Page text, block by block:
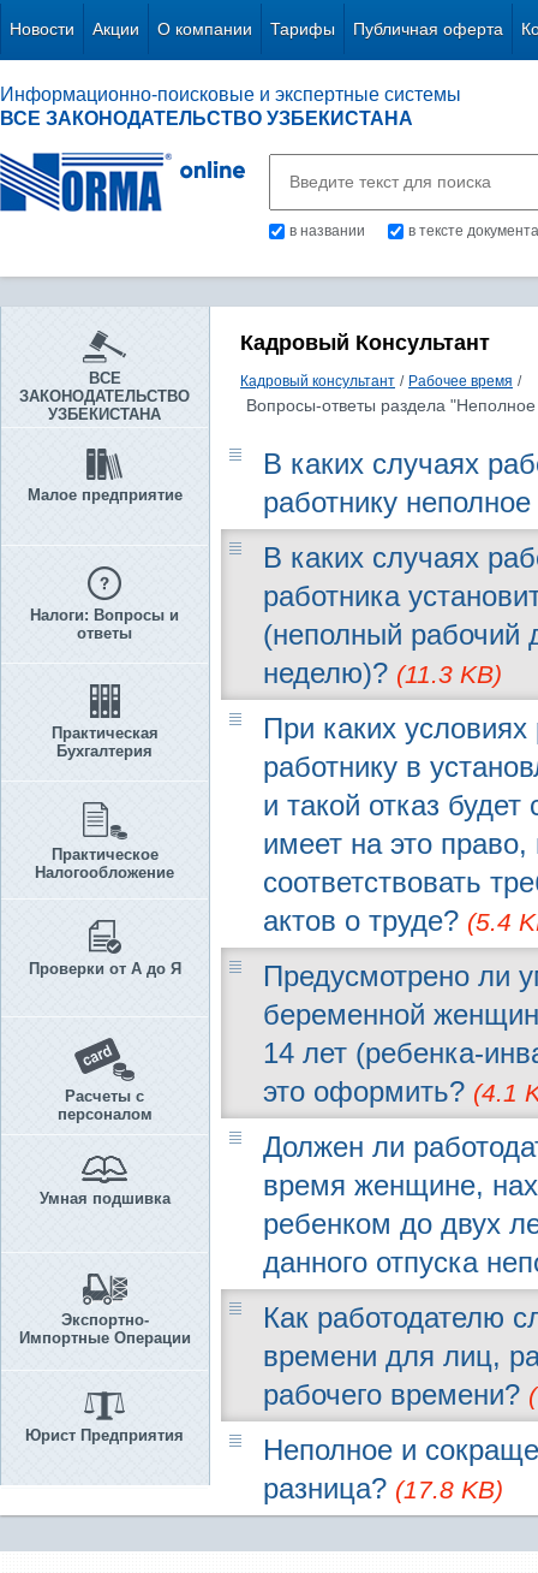
Новости Акции О компании Тарифы Публичная оферта
Информационно-поисковые и экспертные системы
ВСЕ ЗАКОНОДАТЕЛЬСТВО УЗБЕКИСТАНА
в названии в тексте документа
ВСЕ
ЗАКОНОДАТЕЛЬСТВО
УЗБЕКИСТАНА
Малое предприятие
Налоги: Вопросы и
ответы
Практическая
Бухгалтерия
Практическое
Налогообложение
Проверки от А до Я
Расчеты с
персоналом
Умная подшивка
Экспортно-
Импортные Операции
Юрист Предприятия
Кадровый Консультант
Кадровый консультант / Рабочее время /
Вопросы-ответы раздела
В каких случаях
работнику
В каких случаях
работника
(неполный рабочий
неделю)? (11.3 KB)
При каких условиях
работнику в
и такой отказ
имеет на это право,
соответствовать
актов о труде? (5.4
Предусмотрено ли
беременной
14 лет (ребенка-
это оформить? (4.1
Должен ли
время женщине,
ребенком до двух
данного отпуска
Как работодателю
времени для лиц,
рабочего времени?
Неполное и
разница? (17.8 KB)